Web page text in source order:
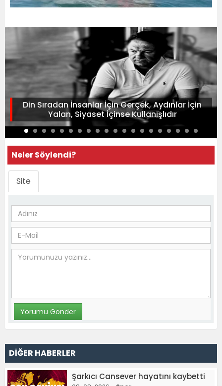
Din Sıradan İnsanlar İçin Gerçek, Aydınlar İçin
Yalan, Siyaset İçinse Kullanışlıdır
Neler Söylendi?
Site
DİĞER HABERLER
Şarkıcı Cansever hayatını kaybetti